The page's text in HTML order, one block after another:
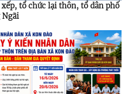
tổ chức lại thôn, tổ dân phố
Ngãi